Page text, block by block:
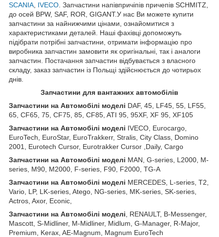
SCANIA IVECO . Запчастини напівпричіпів причепів SCHMITZ,
до осей BPW, SAF, ROR, GIGANT.У нас Ви можете купити
запчастини за найнижчими цінами, ознайомитися з
характеристиками деталей. Наші фахівці допоможуть
підібрати потрібні запчастини, отримати інформацію про
виробника запчастин замовити як оригінальні, так і аналоги
запчастин. Постачання запчастин відбувається з власного
складу, заказ запчастин із Польщі здійснюється до чотирьох
днів.
Запчастини для вантажних автомобілів
Запчастини на Автомобілі моделі DAF, 45, LF45, 55, LF55,
65, CF65, 75, CF75, 85, CF85, ATI 95, 95XF, XF 95, XF105
Запчастини на Автомобілі моделі IVECO, Eurocargo,
EuroTech, EuroStar, EuroTrakkerr, Stralis, City Class, Domino
2001, Eurotech Cursor, Eurotrakker Cursor ,Daily, Cargo
Запчастини на Автомобілі моделі MAN, G-series, L2000, M-
series, M90, M2000, F-series, F90, F2000, TG-A
Запчастини на Автомобілі моделі MERCEDES, L-series, T2,
Vario, LP, LK-series, Atego, NG-series, MK-series, SK-series,
Actros, Axor, Econic,
Запчастини на Автомобілі моделі , RENAULT, B-Messenger,
Mascott, S-Midliner, M-Midliner, Midlum, G-Manager, R-Major,
Premium, Kerax, AE-Magnum, Magnum EuroTech